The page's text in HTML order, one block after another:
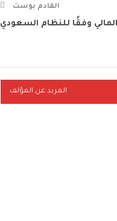
القادم بوست
وفقًا للنظام السعودي
المزيد عن المؤلف